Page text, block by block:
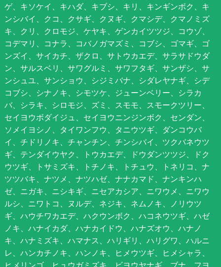
ゲ、キソケイ、キハダ、キブシ、キリ、キンギンボク、キ
ンシバイ、クコ、クサギ、クヌギ、クマシデ、クマノミズ
キ、クリ、クロモジ、ケヤキ、ゲンカイツツジ、コウゾ、
コデマリ、コナラ、コバノガマズミ、コブシ、ゴマギ、ゴ
ンズイ、サイカチ、ザクロ、サトウカエデ、サラサドウダ
ン、サルスベリ、サワグルミ、サワフタギ、サンザシ、サ
ンシュユ、サンショウ、シジミバナ、シダレヤナギ、シデ
コブシ、シナノキ、シモツケ、ジューンベリー、シラカ
バ、シラキ、シロモジ、ズミ、スモモ、スモークツリー、
セイヨウボダイジュ、セイヨウニンジンボク、センダン、
ソメイヨシノ、タイワンフウ、タニウツギ、ダンコウバ
イ、チドリノキ、チャンチン、チンシバイ、ツクバネウツ
ギ、テンダイウヤク、トウカエデ、ドウダンツツジ、ドク
ウツギ、トサミズキ、トチノキ、トチュウ、トネリコ、ナ
ツツバキ、ナツメ、ナツハゼ、ナナカマド、ナンキンハ
ゼ、ニガキ、ニシキギ、ニセアカシア、ニワウメ、ニワウ
ルシ、ニワトコ、ヌルデ、ネジキ、ネムノキ、ノリウツ
ギ、ハウチワカエデ、ハクウンボク、ハコネウツギ、ハゼ
ノキ、ハナイカダ、ハナカイドウ、ハナズオウ、ハナノ
キ、ハナミズキ、ハマナス、ハリギリ、ハリグワ、ハルニ
レ、ハンカチノキ、ハンノキ、ヒメウツギ、ヒメシャラ、